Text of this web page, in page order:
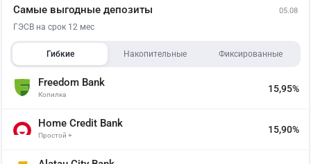
Самые выгодные депозиты 05.08
ГЭСВ на срок 12 мес
Гибкие Накопительные Фиксированные
Freedom Bank
Копилка
15,95%
Home Credit Bank
Простой +
15,90%